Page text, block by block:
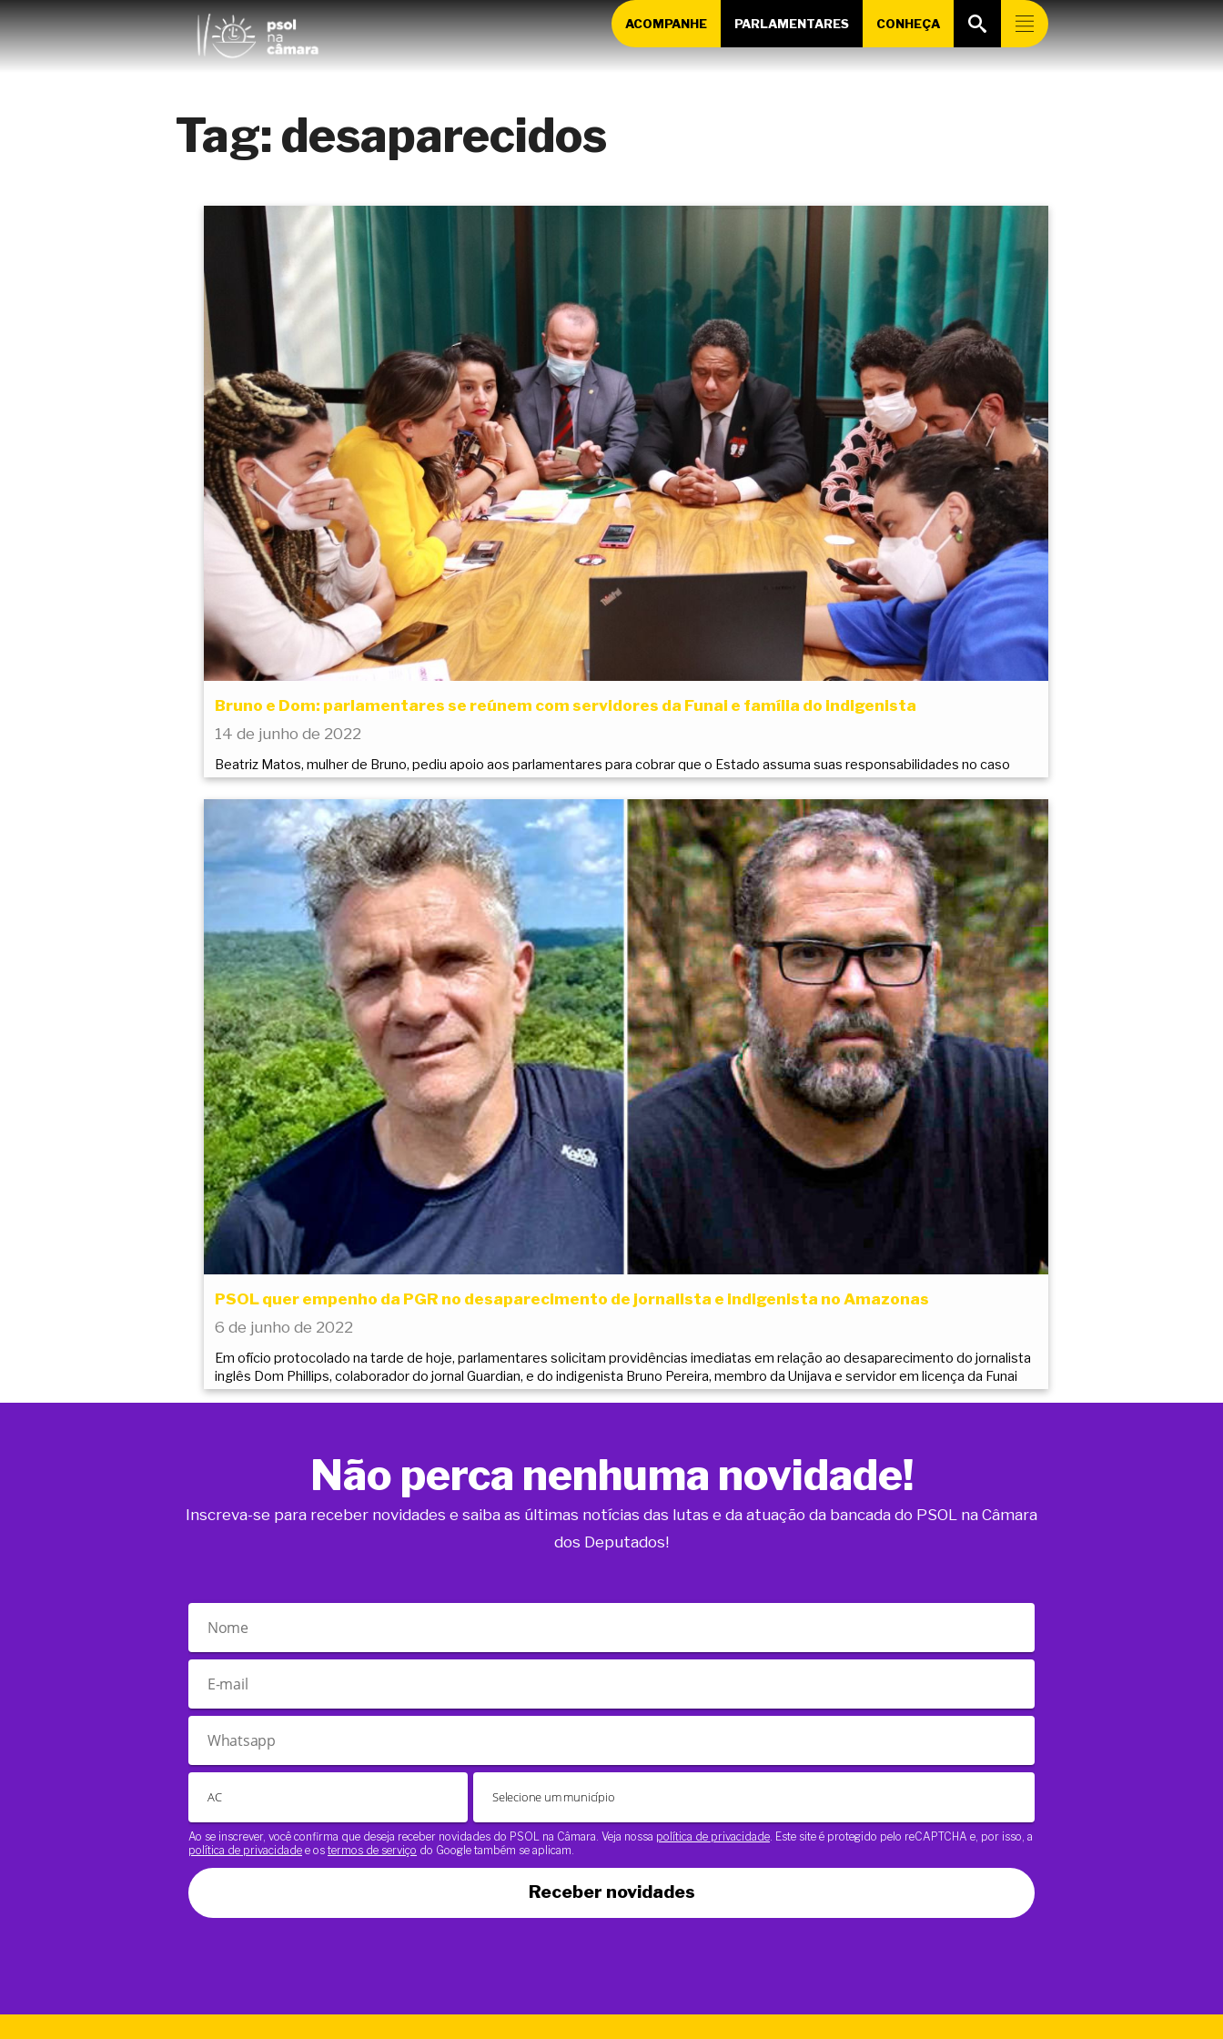
ACOMPANHE PARLAMENTARES CONHEÇA
Tag:desaparecidos
Bruno e Dom: parlamentares se reúnem com servidores da Funai e família do indigenista
14 de junho de 2022
Beatriz Matos, mulher de Bruno, pediu apoio aos parlamentares para cobrar que o Estado assuma suas responsabilidades no caso
PSOL quer empenho da PGR no desaparecimento de jornalista e indigenista no Amazonas
6 de junho de 2022
Em ofício protocolado na tarde de hoje, parlamentares solicitam providências imediatas em relação ao desaparecimento do jornalista
inglês Dom Phillips, colaborador do jornal Guardian, e do indigenista Bruno Pereira, membro da Unijava e servidor em licença da Funai
Não perca nenhuma novidade!
Inscreva-se para receber novidades e saiba as últimas notícias das lutas e da atuação da bancada do PSOL na Câmara
dos Deputados!
Ao se inscrever, você confirma que deseja receber novidades do PSOL na Câmara. Veja nossa política de privacidade . Este site é protegido pelo reCAPTCHA e, por isso, a
política de privacidade e os termos de serviço do Google também se aplicam.
Receber novidades